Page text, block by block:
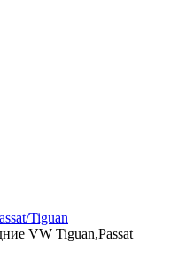
Tiguan
VW Tiguan,Passat